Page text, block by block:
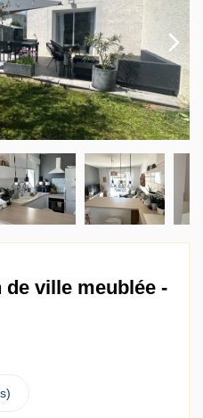
de ville meublée -